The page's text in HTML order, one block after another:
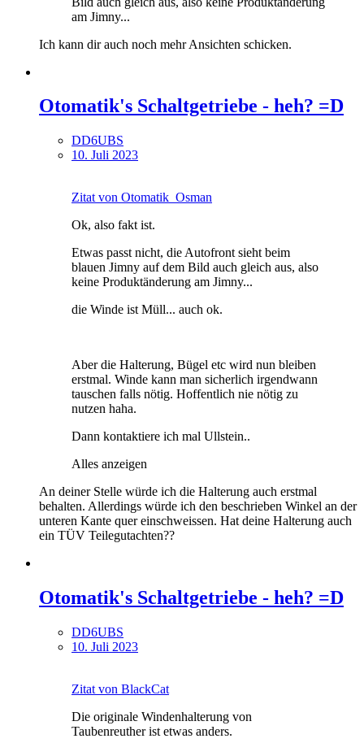
am Jimny...
Ich kann dir auch noch mehr Ansichten schicken.
Otomatik's Schaltgetriebe - heh? =D
DD6UBS
10. Juli 2023
Zitat von Otomatik_Osman
Ok, also fakt ist.
Etwas passt nicht, die Autofront sieht beim
blauen Jimny auf dem Bild auch gleich aus, also
keine Produktänderung am Jimny...
die Winde ist Müll... auch ok.
Aber die Halterung, Bügel etc wird nun bleiben
erstmal. Winde kann man sicherlich irgendwann
tauschen falls nötig. Hoffentlich nie nötig zu
nutzen haha.
Dann kontaktiere ich mal Ullstein..
Alles anzeigen
An deiner Stelle würde ich die Halterung auch erstmal
behalten. Allerdings würde ich den beschrieben Winkel an der
unteren Kante quer einschweissen. Hat deine Halterung auch
ein TÜV Teilegutachten??
Otomatik's Schaltgetriebe - heh? =D
DD6UBS
10. Juli 2023
Zitat von BlackCat
Die originale Windenhalterung von
Taubenreuther ist etwas anders.